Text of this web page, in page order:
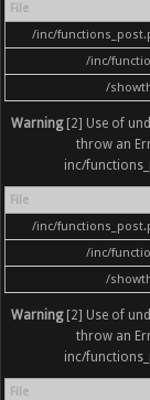
File
/inc/
/inc/
/
Warning[2] Use of
throw an
inc/
File
/inc/
/inc/
/
Warning[2] Use of
throw an
inc/
File